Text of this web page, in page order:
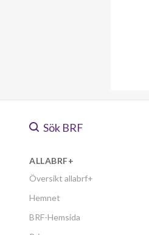
Sök BRF
ALLABRF+
Översikt allabrf+
Hemnet
BRF-Hemsida